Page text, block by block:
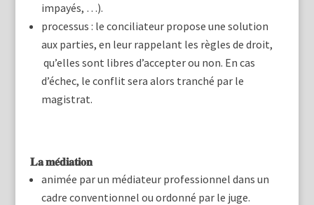
impayés, …).
processus : le conciliateur propose une solution
aux parties, en leur rappelant les règles de droit,
qu’elles sont libres d’accepter ou non. En cas
d’échec, le conflit sera alors tranché par le
magistrat.
𝐋𝐚 𝐦𝐞́𝐝𝐢𝐚𝐭𝐢𝐨𝐧
animée par un médiateur professionnel dans un
cadre conventionnel ou ordonné par le juge.